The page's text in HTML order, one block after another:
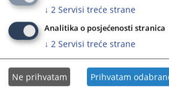
Odjeljenje za zemljišnoknjižne
odjeljenje)
Šef odjeljenja EZIĆ SANJA– u
službenika
Viši stručni saradnik-
↓ 2 Servisi treće strane
Analitika o posjećenosti stranica
↓ 2 Servisi treće strane
Ne prihvatam Prihvatam